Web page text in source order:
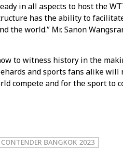
in all aspects to host the
has the ability to
the world.” Mr. Sanon
to witness history in the
and sports fans alike
compete and for the sport to
BANGKOK 2023